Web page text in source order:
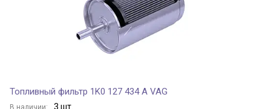
Топливный фильтр 1K0 127 434 A VAG
В наличии: 3 шт.